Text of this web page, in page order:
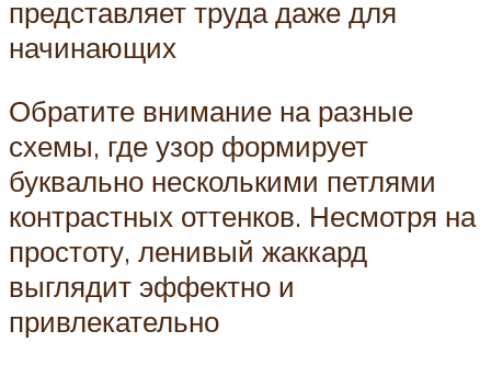
представляет труда даже для
начинающих
Обратите внимание на разные
схемы, где узор формирует
буквально несколькими петлями
контрастных оттенков. Несмотря на
простоту, ленивый жаккард
выглядит эффектно и
привлекательно